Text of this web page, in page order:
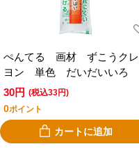
ぺんてる 画材 ずこうクレ
ヨン 単色 だいだいいろ
30円 (税込33円)
0ポイント
カートに追加